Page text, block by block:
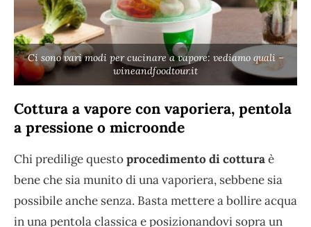
Ci sono vari modi per cucinare a vapore: vediamo quali –
wineandfoodtour.it
Cottura a vapore con vaporiera, pentola
a pressione o microonde
Chi predilige questoprocedimento di cotturaè
bene che sia munito di una vaporiera, sebbene sia
possibile anche senza. Basta mettere a bollire acqua
in una pentola classica e posizionandovi sopra un